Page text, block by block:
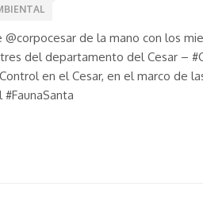
@corpocesar de la mano con los
del departamento del Cesar –
en el Cesar, en el marco de